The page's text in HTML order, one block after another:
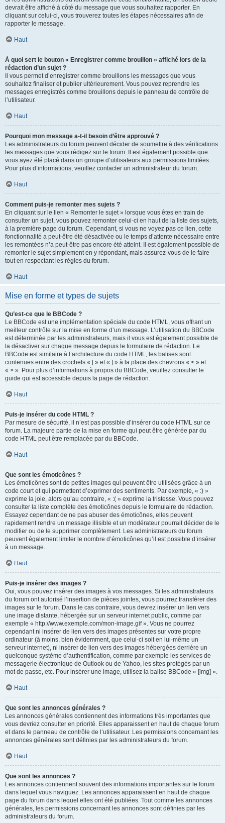
devrait être affiché à côté du message que vous souhaitez rapporter. En
cliquant sur celui-ci, vous trouverez toutes les étapes nécessaires afin de
rapporter le message.
Haut
À quoi sert le bouton « Enregistrer comme brouillon » affiché lors de la
rédaction d’un sujet ?
Il vous permet d’enregistrer comme brouillons les messages que vous
souhaitez finaliser et publier ultérieurement. Vous pouvez reprendre les
messages enregistrés comme brouillons depuis le panneau de contrôle de
l’utilisateur.
Haut
Pourquoi mon message a-t-il besoin d’être approuvé ?
Les administrateurs du forum peuvent décider de soumettre à des vérifications
les messages que vous rédigez sur le forum. Il est également possible que
vous ayez été placé dans un groupe d’utilisateurs aux permissions limitées.
Pour plus d’informations, veuillez contacter un administrateur du forum.
Haut
Comment puis-je remonter mes sujets ?
En cliquant sur le lien « Remonter le sujet » lorsque vous êtes en train de
consulter un sujet, vous pouvez remonter celui-ci en haut de la liste des sujets,
à la première page du forum. Cependant, si vous ne voyez pas ce lien, cette
fonctionnalité a peut-être été désactivée ou le temps d’attente nécessaire entre
les remontées n’a peut-être pas encore été atteint. Il est également possible de
remonter le sujet simplement en y répondant, mais assurez-vous de le faire
tout en respectant les règles du forum.
Haut
Mise en forme et types de sujets
Qu’est-ce que le BBCode ?
Le BBCode est une implémentation spéciale du code HTML, vous offrant un
meilleur contrôle sur la mise en forme d’un message. L’utilisation du BBCode
est déterminée par les administrateurs, mais il vous est également possible de
la désactiver sur chaque message depuis le formulaire de rédaction. Le
BBCode est similaire à l’architecture du code HTML, les balises sont
contenues entre des crochets « [ » et « ] » à la place des chevrons « < » et
« > ». Pour plus d’informations à propos du BBCode, veuillez consulter le
guide qui est accessible depuis la page de rédaction.
Haut
Puis-je insérer du code HTML ?
Par mesure de sécurité, il n’est pas possible d’insérer du code HTML sur ce
forum. La majeure partie de la mise en forme qui peut être générée par du
code HTML peut être remplacée par du BBCode.
Haut
Que sont les émoticônes ?
Les émoticônes sont de petites images qui peuvent être utilisées grâce à un
code court et qui permettent d’exprimer des sentiments. Par exemple, « :) »
exprime la joie, alors qu’au contraire, « :( » exprime la tristesse. Vous pouvez
consulter la liste complète des émoticônes depuis le formulaire de rédaction.
Essayez cependant de ne pas abuser des émoticônes, elles peuvent
rapidement rendre un message illisible et un modérateur pourrait décider de le
modifier ou de le supprimer complètement. Les administrateurs du forum
peuvent également limiter le nombre d’émoticônes qu’il est possible d’insérer
à un message.
Haut
Puis-je insérer des images ?
Oui, vous pouvez insérer des images à vos messages. Si les administrateurs
du forum ont autorisé l’insertion de pièces jointes, vous pourrez transférer des
images sur le forum. Dans le cas contraire, vous devrez insérer un lien vers
une image distante, hébergée sur un serveur internet public, comme par
exemple « http://www.exemple.com/mon-image.gif ». Vous ne pourrez
cependant ni insérer de lien vers des images présentes sur votre propre
ordinateur (à moins, bien évidemment, que celui-ci soit en lui-même un
serveur internet), ni insérer de lien vers des images hébergées derrière un
quelconque système d’authentification, comme par exemple les services de
messagerie électronique de Outlook ou de Yahoo, les sites protégés par un
mot de passe, etc. Pour insérer une image, utilisez la balise BBCode « [img] ».
Haut
Que sont les annonces générales ?
Les annonces générales contiennent des informations très importantes que
vous devriez consulter en priorité. Elles apparaissent en haut de chaque forum
et dans le panneau de contrôle de l’utilisateur. Les permissions concernant les
annonces générales sont définies par les administrateurs du forum.
Haut
Que sont les annonces ?
Les annonces contiennent souvent des informations importantes sur le forum
dans lequel vous naviguez. Les annonces apparaissent en haut de chaque
page du forum dans lequel elles ont été publiées. Tout comme les annonces
générales, les permissions concernant les annonces sont définies par les
administrateurs du forum.